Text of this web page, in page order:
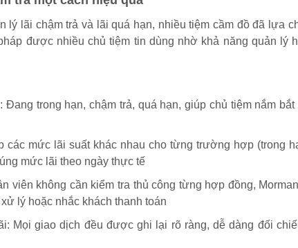
lý lãi chậm trả và lãi quá hạn, nhiều tiệm cầm đồ đã lựa
được nhiều chủ tiệm tin dùng nhờ khả năng quản lý
trong hạn, chậm trả, quá hạn, giúp chủ tiệm nắm bắt
các mức lãi suất khác nhau cho từng trường hợp (trong
mức lãi theo ngày thực tế
viên không cần kiểm tra thủ công từng hợp đồng,
lý hoặc nhắc khách thanh toán
Mọi giao dịch đều được ghi lại rõ ràng, dễ dàng đối